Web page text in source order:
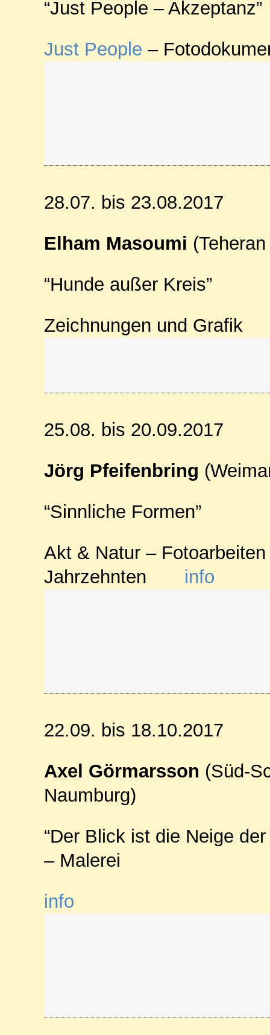
“Just People – Akzeptanz”
Just People –
28.07. bis 23.08.2017
Elham Masoumi
“Hunde außer Kreis”
Zeichnungen und Grafik
25.08. bis 20.09.2017
Jörg Pfeifenbring
“Sinnliche Formen”
Akt & Natur –
Jahrzehnten info
22.09. bis 18.10.2017
Axel Görmarsson (Süd-
Naumburg)
“Der Blick ist die Neige
– Malerei
info